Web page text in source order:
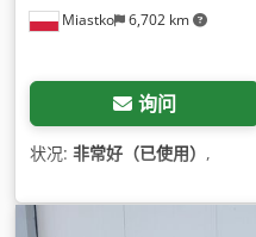
Miastko 6,702 km
询问
状况: 非常好（已使用） ,